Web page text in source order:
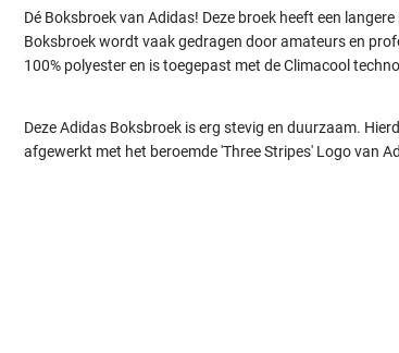
Dé Boksbroek van Adidas! Deze broek heeft een
Boksbroek wordt vaak gedragen door amateurs en
100% polyester en is toegepast met de Climacool
Deze Adidas Boksbroek is erg stevig en duurzaam.
afgewerkt met het beroemde 'Three Stripes' Logo van